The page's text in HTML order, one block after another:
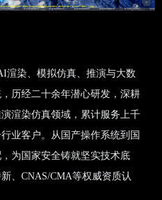
渲染、模拟仿真、推演与大数
历经二十余年潜心研发，深耕
渲染仿真领域，累计服务上千
业客户。从国产操作系统到国
为国家安全铸就坚实技术底
、CNAS/CMA等权威资质认